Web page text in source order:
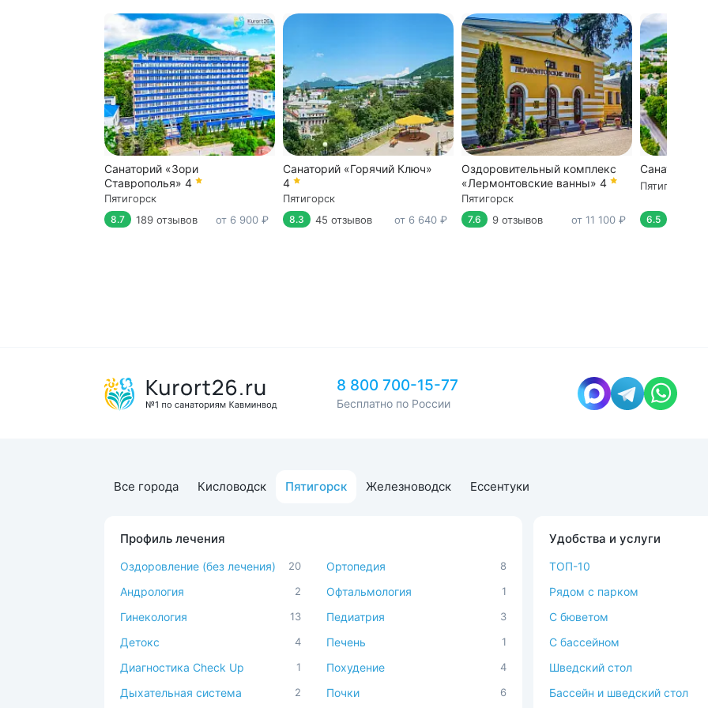
Санаторий «Зори
Ставрополья» 4
Пятигорск
8.7 189 отзывов от 6 900 ₽
Санаторий «Горячий Ключ»
4
Пятигорск
8.3 45 отзывов от 6 640 ₽
Оздоровительный комплекс
«Лермонтовские ванны» 4
Пятигорск
7.6 9 отзывов от 11 100 ₽
Санаторий
Пятигорск
6.5
8 800 700-15-77
Бесплатно по России
Все города Кисловодск Пятигорск Железноводск Ессентуки
Профиль лечения
Оздоровление (без лечения) 20
Андрология 2
Гинекология 13
Детокс 4
Диагностика Check Up 1
Дыхательная система 2
Ортопедия 8
Офтальмология 1
Педиатрия 3
Печень 1
Похудение 4
Почки 6
Удобства и услуги
ТОП-10
Рядом с парком
C бюветом
С бассейном
Шведский стол
Бассейн и шведский стол